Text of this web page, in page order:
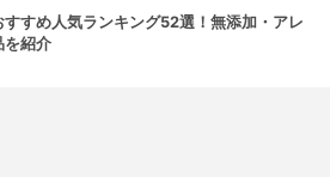
すすめ人気ランキング52選！無添加・アレ
を紹介